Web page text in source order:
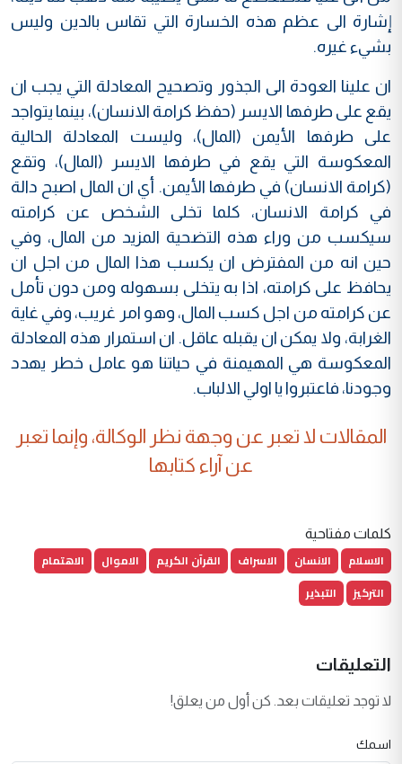
إشارة الى عظم هذه الخسارة التي تقاس بالدين وليس
بشيء غيره.
ان علينا العودة الى الجذور وتصحيح المعادلة التي يجب ان
يقع على طرفها الايسر (حفظ كرامة الانسان)، بينما يتواجد
على طرفها الأيمن (المال)، وليست المعادلة الحالية
المعكوسة التي يقع في طرفها الايسر (المال)، وتقع
(كرامة الانسان) في طرفها الأيمن. أي ان المال اصبح دالة
في كرامة الانسان، كلما تخلى الشخص عن كرامته
سيكسب من وراء هذه التضحية المزيد من المال، وفي
حين انه من المفترض ان يكسب هذا المال من اجل ان
يحافظ على كرامته، اذا به يتخلى بسهوله ومن دون تأمل
عن كرامته من اجل كسب المال، وهو امر غريب، وفي غاية
الغرابة، ولا يمكن ان يقبله عاقل. ان استمرار هذه المعادلة
المعكوسة هي المهيمنة في حياتنا هو عامل خطر يهدد
وجودنا، فاعتبروا يا اولي الالباب.
المقالات لا تعبر عن وجهة نظر الوكالة، وإنما تعبر
عن آراء كتابها
كلمات مفتاحية
الاسلام الانسان الاسراف القرآن الكريم الاموال
الاهتمام
التركيز
التبذير
التعليقات
لا توجد تعليقات بعد. كن أول من يعلق!
اسمك